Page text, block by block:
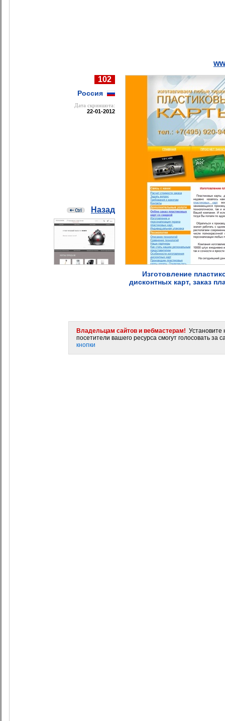
102
Россия
Дата cкриншота:
22-01-2012
Назад
Изготовление
дисконтных карт, заказ
Владельцам сайтов и вебмастерам! Установите
посетители вашего ресурса смогут голосовать за
кнопки